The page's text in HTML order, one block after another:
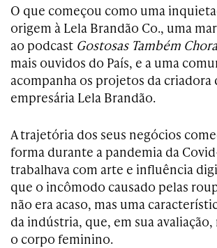
O que começou como uma
origem à Lela Brandão Co., uma
ao podcast Gostosas Também
mais ouvidos do País, e a uma
acompanha os projetos da
empresária Lela Brandão.
A trajetória dos seus negócios
forma durante a pandemia da
trabalhava com arte e influência
que o incômodo causado pelas
não era acaso, mas uma
da indústria, que, em sua
o corpo feminino.